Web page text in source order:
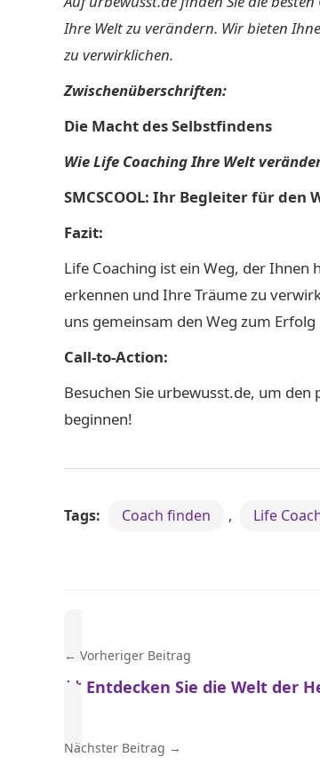
Ihre Welt zu verändern. Wir bieten
zu verwirklichen.
Zwischenüberschriften:
Die Macht des Selbstfindens
Wie Life Coaching Ihre Welt
SMCSCOOL: Ihr Begleiter für den
Fazit:
Life Coaching ist ein Weg, der
erkennen und Ihre Träume zu
uns gemeinsam den Weg zum
Call-to-Action:
Besuchen Sie urbewusst.de, um
beginnen!
Tags: Coach finden , Life
Beitragsnavigation
← Vorheriger Beitrag
** Entdecken Sie die Welt der
Nächster Beitrag →